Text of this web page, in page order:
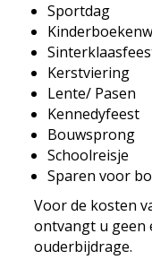
Sportdag
Kerstviering
Lente/ Pasen
Kennedyfeest
Bouwsprong
Schoolreisje
Sparen voor
Voor de kosten
ontvangt u geen
ouderbijdrage.